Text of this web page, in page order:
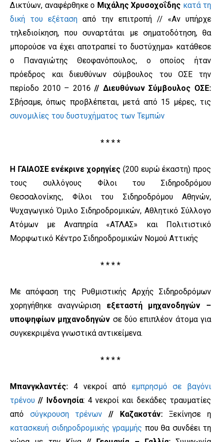
Δικτύων, αναφέρθηκε ο Μιχάλης Χρυσοχοΐδης κατά τη
δική του εξέταση από την επιτροπή // «Αν υπήρχε
τηλεδιοίκηση, που συναρτάται με σηματοδότηση, θα
μπορούσε να έχει αποτραπεί το δυστύχημα» κατάθεσε
ο Παναγιώτης Θεοφανόπουλος, ο οποίος ήταν
πρόεδρος και διευθύνων σύμβουλος του ΟΣΕ την
περίοδο 2010 – 2016// Διευθύνων Σύμβουλος ΟΣΕ:
Σβήσαμε, όπως προβλέπεται, μετά από 15 μέρες, τις
συνομιλίες του δυστυχήματος των Τεμπών
* * * *
Η ΓΑΙΑΟΣΕ ενέκρινε χορηγίες (200 ευρώ έκαστη) προς
τους συλλόγους Φίλοι του Σιδηροδρόμου
Θεσσαλονίκης, Φίλοι του Σιδηροδρόμου Αθηνών,
Ψυχαγωγικό Όμιλο Σιδηροδρομικών, Αθλητικό Σύλλογο
Ατόμων με Αναπηρία «ΑΤΛΑΣ» και Πολιτιστικό
Μορφωτικό Κέντρο Σιδηροδρομικών Νομού Αττικής
* * * *
Με απόφαση της Ρυθμιστικής Αρχής Σιδηροδρόμων
χορηγήθηκε αναγνώριση εξεταστή μηχανοδηγών –
υποψηφίων μηχανοδηγών σε δύο επιπλέον άτομα για
συγκεκριμένα γνωστικά αντικείμενα.
* * * *
Μπανγκλαντές: 4 νεκροί από εμπρησμό σε βαγόνι
τρένου // Ινδονησία: 4 νεκροί και δεκάδες τραυματίες
από σύγκρουση τρένων // Καζακστάν:Ξεκίνησε η
κατασκευή σιδηροδρομικής γραμμής που θα συνδέει τη